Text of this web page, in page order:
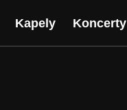
Kapely Koncerty